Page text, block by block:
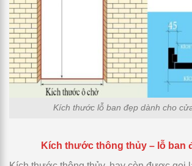
Kích thước lỗ ban đẹp dành cho
Kích thước thông thủy – lỗ ban